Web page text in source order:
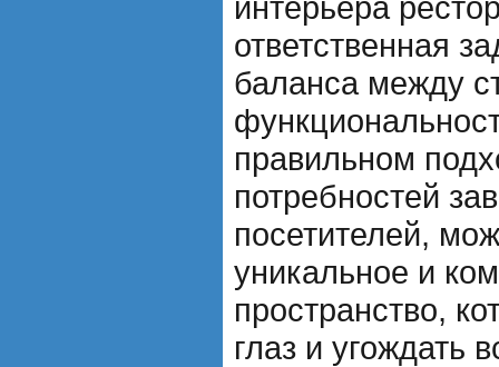
ответственная
баланса между
правильном
потребностей
посетителей,
уникальное и
пространство,
глаз и угождать